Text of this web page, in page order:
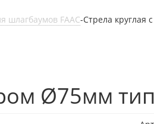
шлагбаумов FAAC-Стрела круглая
Ø75мм